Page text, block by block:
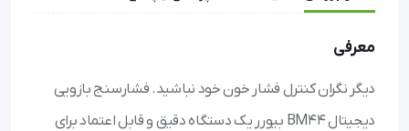
معرفی
دیگر نگران کنترل فشار خون خود نباشید. فشارسنج بازویی
دیجیتال BM44 بیورر یک دستگاه دقیق و قابل اعتماد برای